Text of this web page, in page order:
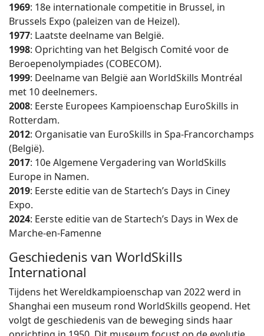
1969: 18e internationale competitie in Brussel, in
Brussels Expo (paleizen van de Heizel).
1977: Laatste deelname van België.
1998: Oprichting van het Belgisch Comité voor de
Beroepenolympiades (COBECOM).
1999: Deelname van België aan WorldSkills Montréal
met 10 deelnemers.
2008: Eerste Europees Kampioenschap EuroSkills in
Rotterdam.
2012: Organisatie van EuroSkills in Spa-Francorchamps
(België).
2017: 10e Algemene Vergadering van WorldSkills
Europe in Namen.
2019: Eerste editie van de Startech’s Days in Ciney
Expo.
2024: Eerste editie van de Startech’s Days in Wex de
Marche-en-Famenne
Geschiedenis van WorldSkills
International
Tijdens het Wereldkampioenschap van 2022 werd in
Shanghai een museum rond WorldSkills geopend. Het
volgt de geschiedenis van de beweging sinds haar